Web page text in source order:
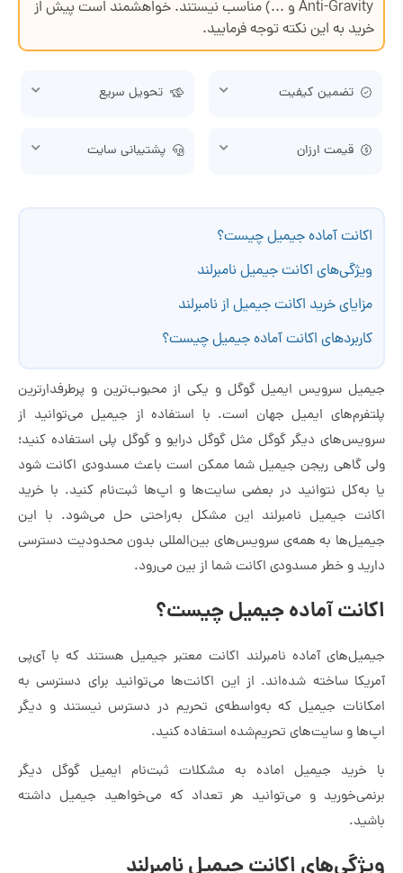
Anti-Gravity و ...) مناسب نیستند. خواهشمند است پیش از
خرید به این نکته توجه فرمایید.
تضمین کیفیت تحویل سریع
قیمت ارزان پشتیبانی سایت
اکانت آماده جیمیل چیست؟
ویژگی‌های اکانت جیمیل نامبرلند
مزایای خرید اکانت جیمیل از نامبرلند
کاربردهای اکانت آماده جیمیل چیست؟
جیمیل سرویس ایمیل گوگل و یکی از محبوب‌ترین و پرطرفدارترین
پلتفرم‌های ایمیل جهان است. با استفاده از جیمیل می‌توانید از
سرویس‌های دیگر گوگل مثل گوگل درایو و گوگل پلی استفاده کنید؛
ولی گاهی ریجن جیمیل شما ممکن است باعث مسدودی اکانت شود
یا به‌کل نتوانید در بعضی سایت‌ها و اپ‌ها ثبت‌نام کنید. با خرید
اکانت جیمیل نامبرلند این مشکل به‌راحتی حل می‌شود. با این
جیمیل‌ها به همه‌ی سرویس‌های بین‌المللی بدون محدودیت دسترسی
دارید و خطر مسدودی اکانت شما از بین می‌رود.
اکانت آماده جیمیل چیست؟
جیمیل‌های آماده نامبرلند اکانت معتبر جیمیل هستند که با آی‌پی
آمریکا ساخته شده‌اند. از این اکانت‌ها می‌توانید برای دسترسی به
امکانات جیمیل که به‌واسطه‌ی تحریم در دسترس نیستند و دیگر
اپ‌ها و سایت‌های تحریم‌شده استفاده کنید.
با خرید جیمیل اماده به مشکلات ثبت‌نام ایمیل گوگل دیگر
برنمی‌خورید و می‌توانید هر تعداد که می‌خواهید جیمیل داشته
باشید.